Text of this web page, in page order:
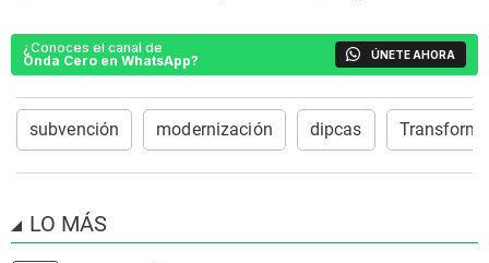
¿Conoces el canal de
Onda Cero en WhatsApp?
ÚNETE AHORA
subvención modernización dipcas
LO MÁS